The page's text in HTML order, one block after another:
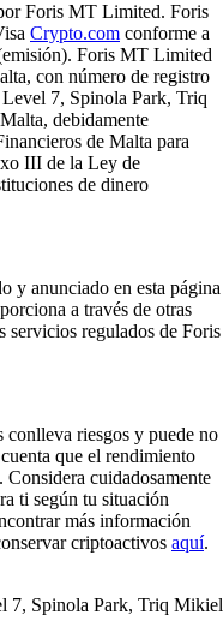
Foris MT Limited. Foris
Crypto.com conforme a
Foris MT Limited
con número de registro
7, Spinola Park, Triq
debidamente
de Malta para
III de la Ley de
de dinero
y anunciado en esta página
a través de otras
servicios regulados de Foris
riesgos y puede no
que el rendimiento
cuidadosamente
ti según tu situación
más información
criptoactivos aquí.
7, Spinola Park, Triq Mikiel